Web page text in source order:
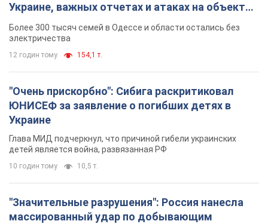
Украине, важных отчетах и атаках на объекты
противника. Видео
Более 300 тысяч семей в Одессе и области остались без
электричества
12 годин тому 154,1 т.
"Очень прискорбно": Сибига раскритиковал
ЮНИСЕФ за заявление о погибших детях в
Украине
Глава МИД подчеркнул, что причиной гибели украинских
детей является война, развязанная РФ
10 годин тому 10,5 т.
"Значительные разрушения": Россия нанесла
массированный удар по добывающим